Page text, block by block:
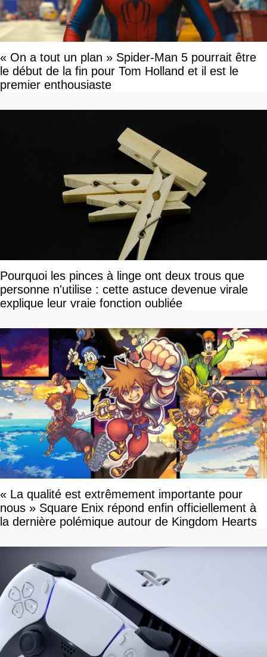
« On a tout un plan » Spider-Man 5 pourrait être
le début de la fin pour Tom Holland et il est le
premier enthousiaste
Pourquoi les pinces à linge ont deux trous que
personne n'utilise : cette astuce devenue virale
explique leur vraie fonction oubliée
« La qualité est extrêmement importante pour
nous » Square Enix répond enfin officiellement à
la dernière polémique autour de Kingdom Hearts